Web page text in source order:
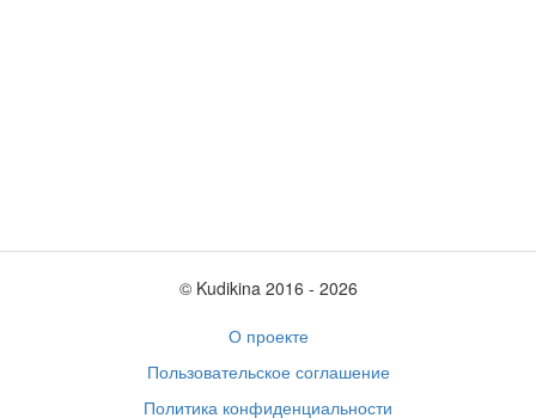
© Kudikina 2016 ‐ 2026
О проекте
Пользовательское соглашение
Политика конфиденциальности